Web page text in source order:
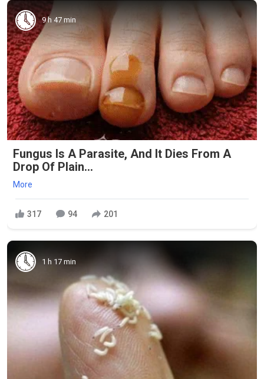
9 h 47 min
Fungus Is A Parasite, And It Dies From A
Drop Of Plain...
More
317 94 201
1 h 17 min